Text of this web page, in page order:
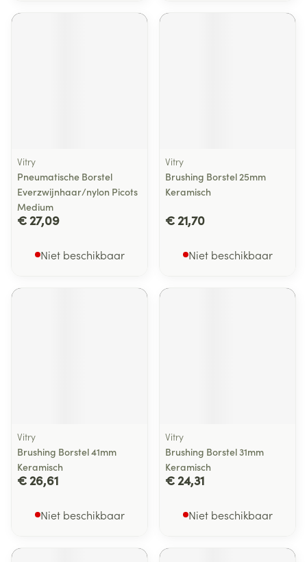
Vitry
Pneumatische Borstel
Everzwijnhaar/nylon Picots
Medium
€ 27,09
Niet beschikbaar
Vitry
Brushing Borstel 25mm
Keramisch
€ 21,70
Niet beschikbaar
Vitry
Brushing Borstel 41mm
Keramisch
€ 26,61
Niet beschikbaar
Vitry
Brushing Borstel 31mm
Keramisch
€ 24,31
Niet beschikbaar